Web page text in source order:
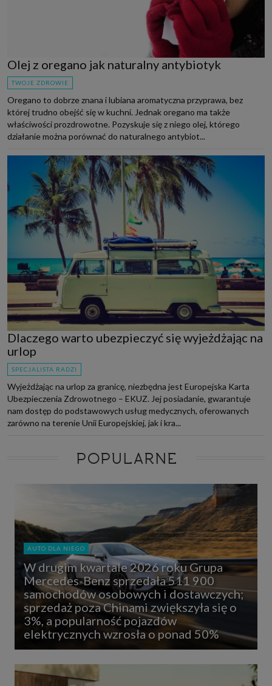
Olej z oregano jak naturalny antybiotyk
TWOJE ZDROWIE
Oregano to dobrze znana i lubiana aromatyczna przyprawa, bez
której trudno obejść się w kuchni. Jednak oregano ma także
właściwości prozdrowotne. Pozyskuje się z niego olej, którego
działanie można porównać do naturalnego antybiot...
Dlaczego warto ubezpieczyć się wyjeżdżając na
urlop
SPECJALISTA RADZI
Wyjeżdżając na urlop za granicę, niezbędna jest Europejska Karta
Ubezpieczenia Zdrowotnego – EKUZ. Jej posiadanie, gwarantuje
nam dostęp do podstawowych usług medycznych, oferowanych
zarówno na terenie Unii Europejskiej, jak i kra...
POPULARNE
AUTO DLA NIEGO
W drugim kwartale 2026 roku Grupa
Mercedes-Benz sprzedała 511 900
samochodów osobowych i dostawczych;
sprzedaż poza Chinami zwiększyła się o
3%, a popularność pojazdów
elektrycznych wzrosła o ponad 50%